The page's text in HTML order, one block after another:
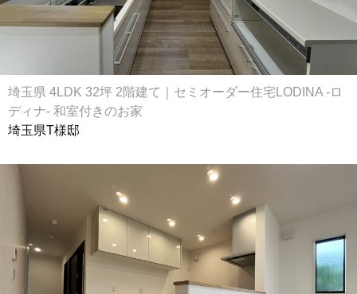
埼玉県 4LDK 32坪 2階建て｜セミオーダー住宅LODINA -ロ
ディナ- 和室付きのお家
埼玉県T様邸